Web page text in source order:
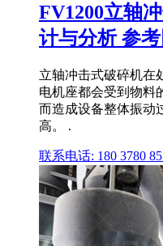
FV1200立轴
计与分析 参考
立轴冲击式破碎机在
电机座都会受到物料
而造成设备整体振动
高。 .
联系电话: 180 3780